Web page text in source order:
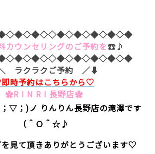
カウンセリングのご予約を☎♪
ラクラクご予約 ／⬇︎
時予約はこちらから♡
✿R I N R I 長野店✿
▽；)ノ りんりん長野店の滝澤です
（＾Ｏ＾☆♪
見て頂きありがとうございます♡